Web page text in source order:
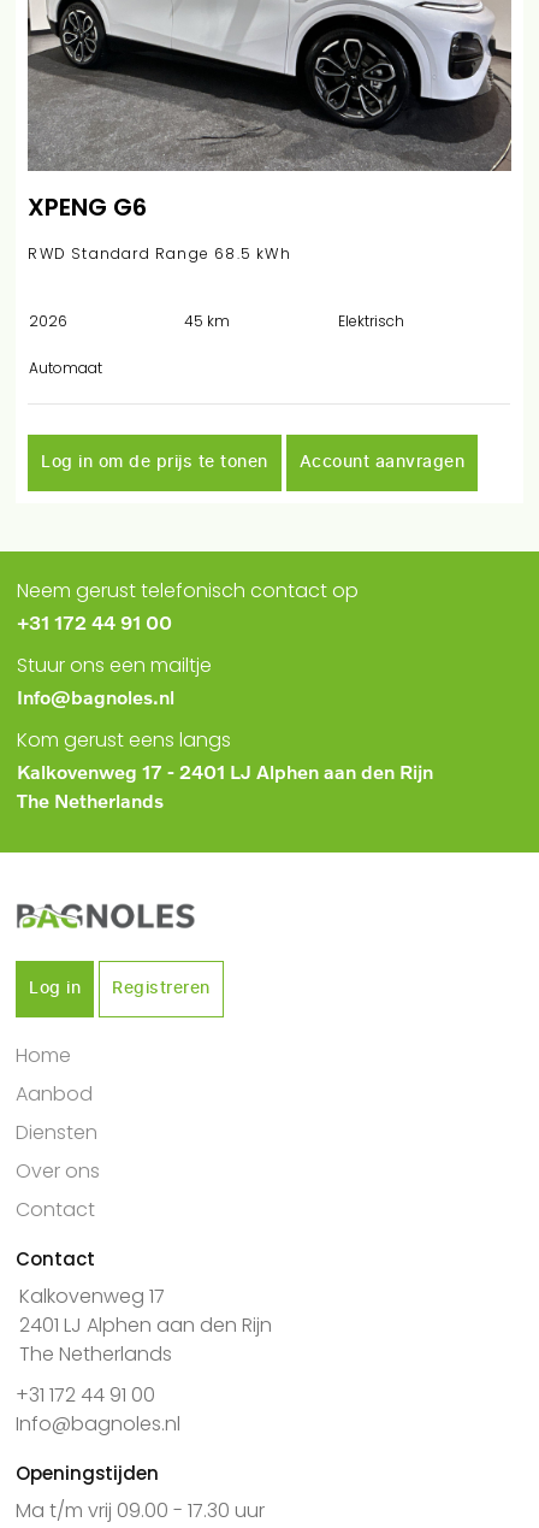
XPENG G6
RWD Standard Range 68.5 kWh
2026 45 km Elektrisch
Automaat
Log in om de prijs te tonen Account aanvragen
Neem gerust telefonisch contact op
+31 172 44 91 00
Stuur ons een mailtje
Info@bagnoles.nl
Kom gerust eens langs
Kalkovenweg 17 - 2401 LJ Alphen aan den Rijn
The Netherlands
Log in Registreren
Home
Aanbod
Diensten
Over ons
Contact
Contact
Kalkovenweg 17
2401 LJ Alphen aan den Rijn
The Netherlands
+31 172 44 91 00
Info@bagnoles.nl
Openingstijden
Ma t/m vrij 09.00 - 17.30 uur